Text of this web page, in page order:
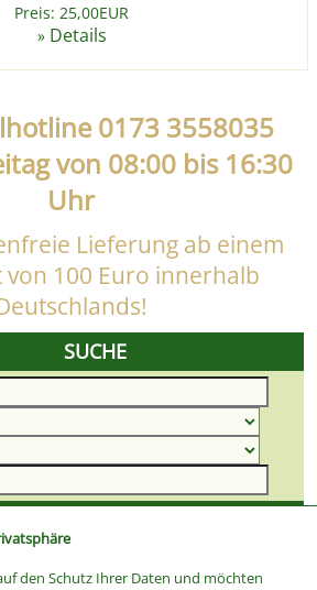
den Schutz Ihrer Daten und möchten
Preis: 25,00EUR
» Details
0173 3558035
von 08:00 bis 16:30
Uhr
Lieferung ab einem
von 100 Euro innerhalb
SUCHE